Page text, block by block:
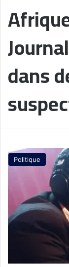
dans
Politique